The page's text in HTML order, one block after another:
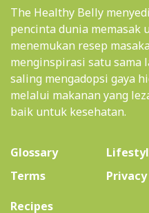
The Healthy Belly
pencinta dunia
menemukan resep
menginspirasi satu sama
saling mengadopsi gaya
melalui makanan yang
baik untuk kesehatan.
Glossary
Terms
Privacy
Recipes(current)